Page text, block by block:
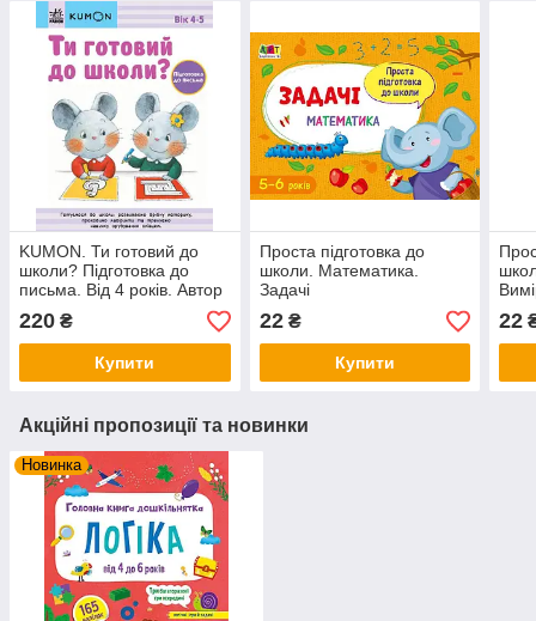
KUMON. Ти готовий до
школи? Підготовка до
письма. Від 4 років. Автор
Тору Кумон
220 ₴
Купити
Проста підготовка до
школи. Математика.
Задачі
22₴
Купити
22
Акційні пропозиції та новинки
Новинка